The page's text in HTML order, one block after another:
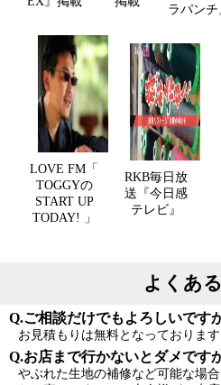
ラパンチ
LOVE FM「
TOGGYの
START UP
TODAY! 」
RKB毎日放
送『今日感
テレビ』
よくあ
Q.ご相談だけでもよろしいです
お見積もりは無料となっておりま
Q.お店まで行かないとダメです
やぶれた生地の補修など可能な場